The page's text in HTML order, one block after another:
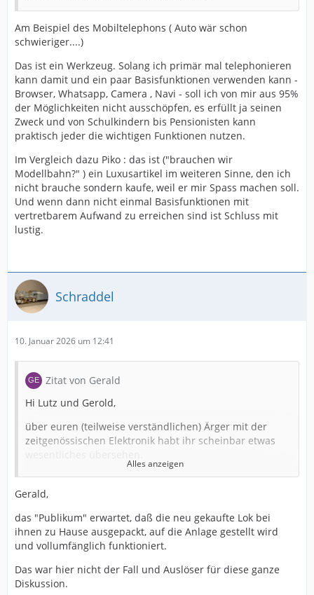
Am Beispiel des Mobiltelephons ( Auto wär schon
schwieriger....)
Das ist ein Werkzeug. Solang ich primär mal telephonieren
kann damit und ein paar Basisfunktionen verwenden kann -
Browser, Whatsapp, Camera , Navi - soll ich von mir aus 95%
der Möglichkeiten nicht ausschöpfen, es erfüllt ja seinen
Zweck und von Schulkindern bis Pensionisten kann
praktisch jeder die wichtigen Funktionen nutzen.
Im Vergleich dazu Piko : das ist ("brauchen wir
Modellbahn?" ) ein Luxusartikel im weiteren Sinne, den ich
nicht brauche sondern kaufe, weil er mir Spass machen soll.
Und wenn dann nicht einmal Basisfunktionen mit
vertretbarem Aufwand zu erreichen sind ist Schluss mit
lustig.
Schraddel
10. Januar 2026 um 12:41
Zitat von Gerald
Hi Lutz und Gerold,
über euren (teilweise verständlichen) Ärger mit der
zeitgenössischen Elektronik habt ihr scheinbar etwas
wer denn bitte 28, 32, oder gar 68 Funktionen braucht.
Klare Antwort: NIEMAND! Niemand BRAUCHT eine
Modelleisenbahn. Aber viele wollen eine. Viele wollen
möglichst umfangreiche Ausstattungen und alle
möglichen Spielereien
Alles anzeigen
Gerald,
das "Publikum" erwartet, daß die neu gekaufte Lok bei
ihnen zu Hause ausgepackt, auf die Anlage gestellt wird
und vollumfänglich funktioniert.
Das war hier nicht der Fall und Auslöser für diese ganze
Diskussion.